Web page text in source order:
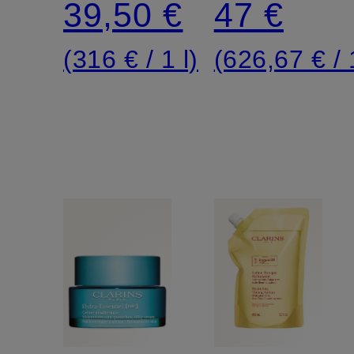
mit
39,50 €
(316 € / 1 l)
47 €
(626,67 € /